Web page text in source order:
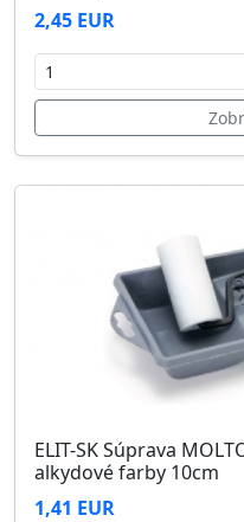
2,45 EUR
ELIT-SK Súprava
alkydové farby 10cm
1,41 EUR